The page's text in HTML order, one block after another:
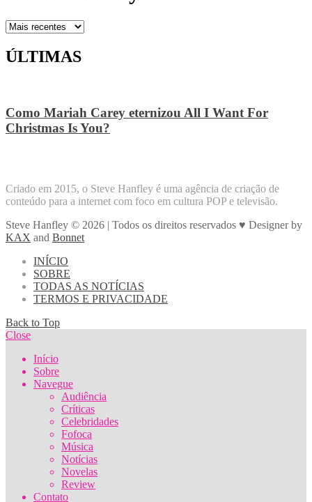
ÚLTIMAS
Como Mariah Carey eternizou All I Want For
Christmas Is You?
Criado em 2015, o Steve Hanfley é uma agência de criação de
conteúdo para a internet com foco em cultura POP e televisão.
Steve Hanfley © 2026 | Todos os direitos reservados ♥ Designer by
KAX and Bonnet
INÍCIO
SOBRE
TODAS AS NOTÍCIAS
TERMOS E PRIVACIDADE
Back to Top
Close
Início
Sobre
Navegue
Audiência
Críticas
Celebridades
Fofoca
Música
Notícias
Novelas
Review
Contato